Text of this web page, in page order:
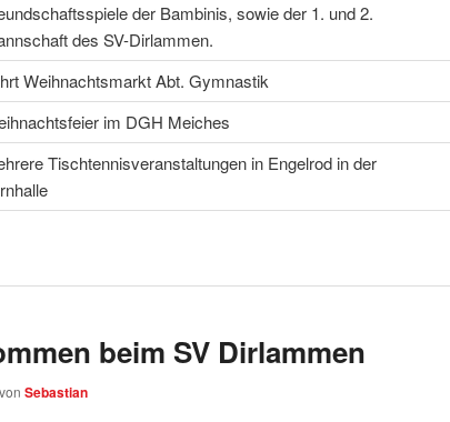
der Bambinis, sowie der 1. und 2.
des SV-Dirlammen.
Weihnachtsmarkt Abt. Gymnastik
im DGH Meiches
Tischtennisveranstaltungen in Engelrod in der
beim SV Dirlammen
von Sebastian